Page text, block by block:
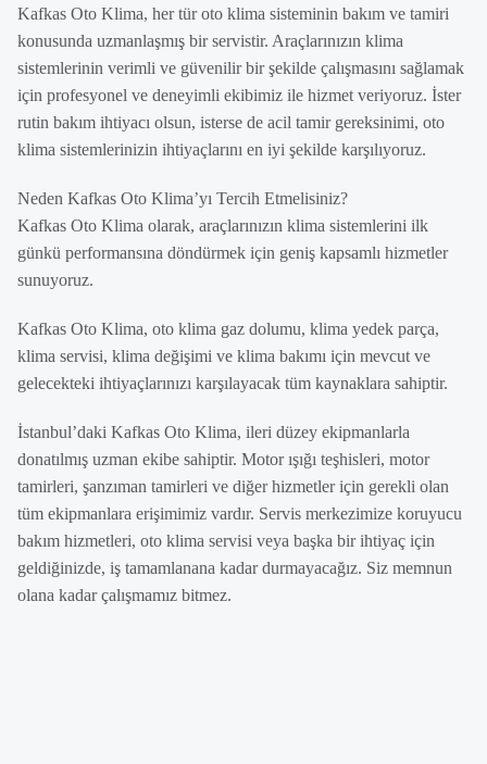
Kafkas Oto Klima, her tür oto klima sisteminin bakım ve tamiri
konusunda uzmanlaşmış bir servistir. Araçlarınızın klima
sistemlerinin verimli ve güvenilir bir şekilde çalışmasını sağlamak
için profesyonel ve deneyimli ekibimiz ile hizmet veriyoruz. İster
rutin bakım ihtiyacı olsun, isterse de acil tamir gereksinimi, oto
klima sistemlerinizin ihtiyaçlarını en iyi şekilde karşılıyoruz.
Neden Kafkas Oto Klima’yı Tercih Etmelisiniz?
Kafkas Oto Klima olarak, araçlarınızın klima sistemlerini ilk
günkü performansına döndürmek için geniş kapsamlı hizmetler
sunuyoruz.
Kafkas Oto Klima, oto klima gaz dolumu, klima yedek parça,
klima servisi, klima değişimi ve klima bakımı için mevcut ve
gelecekteki ihtiyaçlarınızı karşılayacak tüm kaynaklara sahiptir.
İstanbul’daki Kafkas Oto Klima, ileri düzey ekipmanlarla
donatılmış uzman ekibe sahiptir. Motor ışığı teşhisleri, motor
tamirleri, şanzıman tamirleri ve diğer hizmetler için gerekli olan
tüm ekipmanlara erişimimiz vardır. Servis merkezimize koruyucu
bakım hizmetleri, oto klima servisi veya başka bir ihtiyaç için
geldiğinizde, iş tamamlanana kadar durmayacağız. Siz memnun
olana kadar çalışmamız bitmez.